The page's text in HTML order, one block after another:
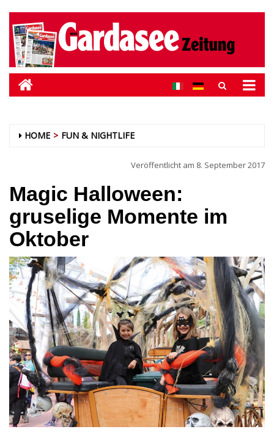
HOME FUN & NIGHTLIFE
Veröffentlicht am 8. September 2017
Magic Halloween:
gruselige Momente im
Oktober